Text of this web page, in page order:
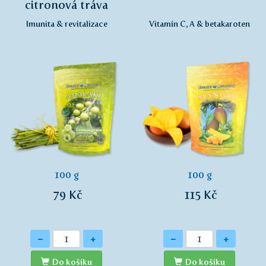
citronová tráva
Imunita & revitalizace
100 g
79 Kč
Množství
- +
Do košíku
Vitamín C, A & betakaroten
100 g
115 Kč
Množství
- +
Do košíku